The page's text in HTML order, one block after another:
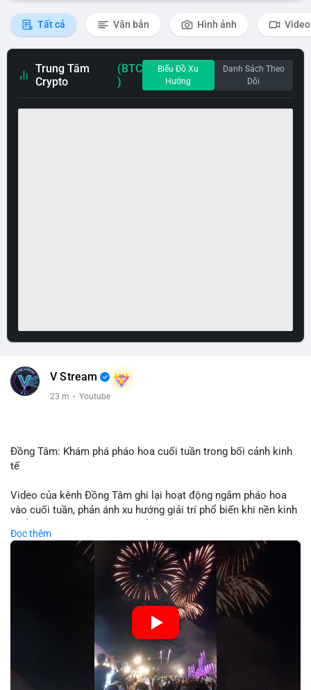
Tất cả Văn bản Hình ảnh Video
Trung Tâm
Crypto
(BTC
)
Biểu Đồ Xu
Hướng
Danh Sách Theo
Dõi
V Stream
23 m · Youtube
Đồng Tâm: Khám phá pháo hoa cuối tuần trong bối cảnh kinh
tế
Video của kênh Đồng Tâm ghi lại hoạt động ngắm pháo hoa
vào cuối tuần, phản ánh xu hướng giải trí phổ biến khi nền kinh
trải nghiệm hơn là đầu tư vào tài sản vật chất. Trong bối cảnh
lãi suất ổn định và thị trường crypto ổn định, hoạt động giải trí
như vậy thường tăng trưởng khi người dân có khả năng chi
tiêu. Tuy nhiên, sự ưu tiên giải trí có thể ảnh hưởng đến tỷ lệ
tiết kiệm hoặc đầu tư vào crypto nếu người tiêu dùng chuyển
🎥 Xem video trực tiếp tại:
Nguồn: Đồng Tâm
Đọc thêm